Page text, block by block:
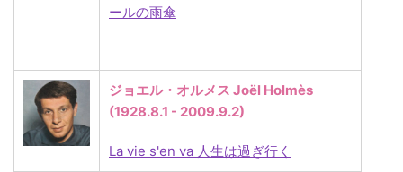
ールの雨傘
ジョエル・オルメス Joël Holmès
(1928.8.1 - 2009.9.2)
La vie s'en va 人生は過ぎ行く